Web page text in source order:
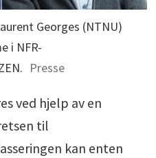
Georges (NTNU)
i NFR-
Presse
ved hjelp av en
til
kan enten